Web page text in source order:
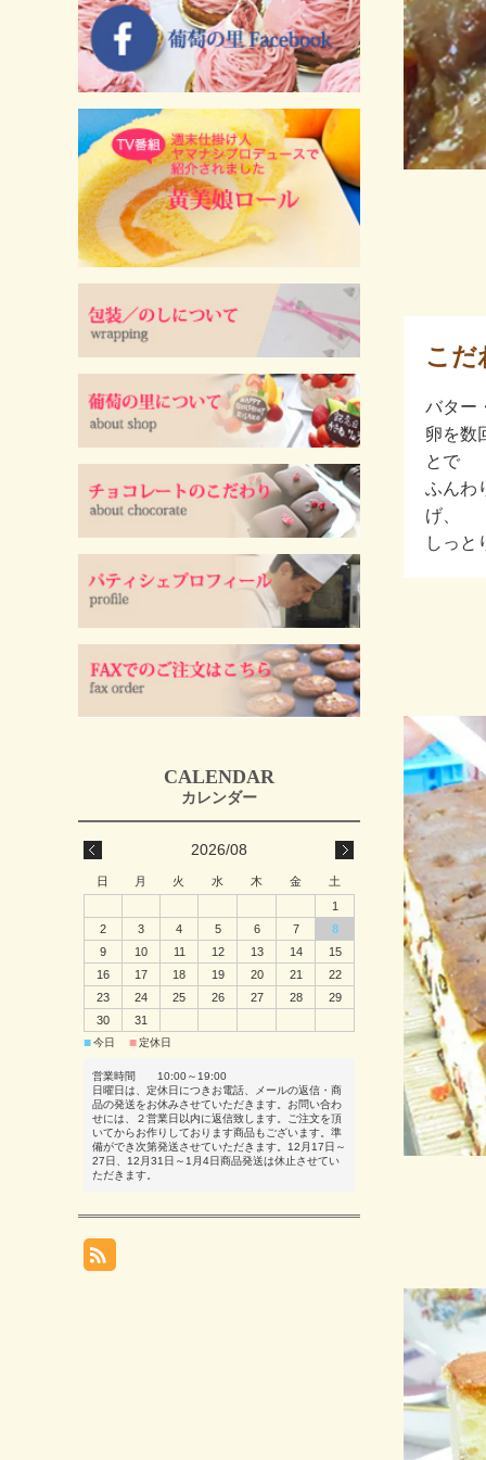
こだ
バター
卵を数
とで
ふんわ
げ、
しっと
2026/08
日 月 火 水 木 金
土
1
2
3 4 5 6 7
8
9
10 11 12 13 14
15
16
17 18 19 20 21
22
23
24 25 26 27 28
29
30
31
■今日 ■定休日
営業時間 10:00～19:00
日曜日は、定休日につきお電話、メールの返信・商
品の発送をお休みさせていただきます。お問い合わ
せには、２営業日以内に返信致します。ご注文を頂
いてからお作りしております商品もございます。準
備ができ次第発送させていただきます。12月17日～
27日、12月31日～1月4日商品発送は休止させてい
ただきます。